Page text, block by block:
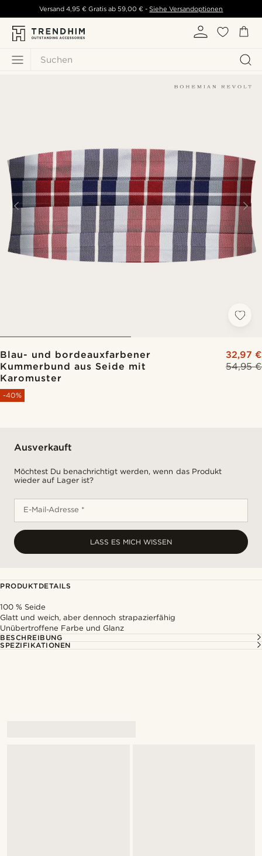
Suchen
Versand 4,95 € Gratis ab 59,00 € - Siehe Versandoptionen
Blau- und bordeauxfarbener
Kummerbund aus Seide mit
Karomuster
54,95 €
32,97 €
-40%
Ausverkauft
Möchtest Du benachrichtigt werden, wenn das Produkt
wieder auf Lager ist?
E-Mail-Adresse *
LASS ES MICH WISSEN
PRODUKTDETAILS
100 % Seide
Glatt und weich, aber dennoch strapazierfähig
Unübertroffene Farbe und Glanz
BESCHREIBUNG
SPEZIFIKATIONEN